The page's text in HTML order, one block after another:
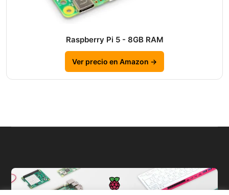
Raspberry Pi 5 - 8GB RAM
Ver precio en Amazon →